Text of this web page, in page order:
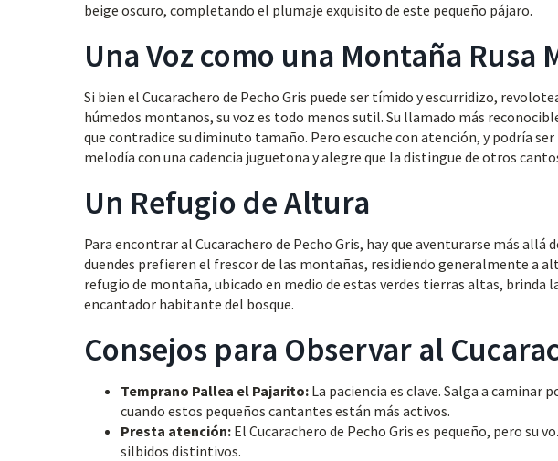
beige oscuro, completando el plumaje exquisito de este pequeño pájaro.
Una Voz como una Montaña Rusa
Si bien el Cucarachero de Pecho Gris puede ser tímido y escurridizo,
húmedos montanos, su voz es todo menos sutil. Su llamado más
que contradice su diminuto tamaño. Pero escuche con atención, y podría
melodía con una cadencia juguetona y alegre que la distingue de otros
Un Refugio de Altura
Para encontrar al Cucarachero de Pecho Gris, hay que aventurarse más
duendes prefieren el frescor de las montañas, residiendo generalmente a
refugio de montaña, ubicado en medio de estas verdes tierras altas, brinda
encantador habitante del bosque.
Consejos para Observar al
Temprano Pallea el Pajarito: La paciencia es clave. Salga a
cuando estos pequeños cantantes están más activos.
Presta atención: El Cucarachero de Pecho Gris es pequeño, pero su
silbidos distintivos.